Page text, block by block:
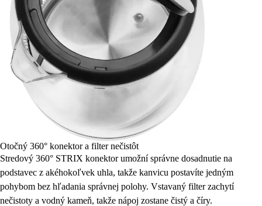
Otočný 360° konektor a filter nečistôt
Stredový 360° STRIX konektor umožní správne dosadnutie na
podstavec z akéhokoľvek uhla, takže kanvicu postavíte jedným
pohybom bez hľadania správnej polohy. Vstavaný filter zachytí
nečistoty a vodný kameň, takže nápoj zostane čistý a číry.